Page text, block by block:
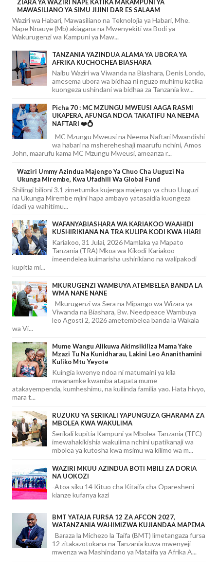
ZIARA YA WAZIRI NAPE KATIKA MAKAMPUNI YA
MAWASILIANO YA SIMU JIJINI DAR ES SALAAM
Waziri wa Habari, Mawasiliano na Teknolojia ya Habari, Mhe.
Nape Nnauye (Mb) akiagana na Mwenyekiti wa Bodi ya
Wakurugenzi wa Kampuni ya Maw...
TANZANIA YAZINDUA ALAMA YA UBORA YA
AFRIKA KUCHOCHEA BIASHARA
Naibu Waziri wa Viwanda na Biashara, Denis Londo,
amesema ubora wa bidhaa ni nguzo muhimu katika
kuongeza ushindani wa bidhaa za Tanzania kw...
Picha 70 : MC MZUNGU MWEUSI AAGA RASMI
UKAPERA, AFUNGA NDOA TAKATIFU NA NEEMA
NAFTARI ❤️💍
MC Mzungu Mweusi na Neema Naftari Mwandishi
wa habari na mshereheshaji maarufu nchini, Amos
John, maarufu kama MC Mzungu Mweusi, ameanza r...
Waziri Ummy Azindua Majengo Ya Chuo Cha Uuguzi Na
Ukunga Mirembe, Kwa Ufadhili Wa Global Fund
Shilingi bilioni 3.1 zimetumika kujenga majengo ya chuo Uuguzi
na Ukunga Mirembe mjini hapa ambayo yatasaidia kuongeza
idadi ya wahitimu...
WAFANYABIASHARA WA KARIAKOO WAAHIDI
KUSHIRIKIANA NA TRA KULIPA KODI KWA HIARI
Kariakoo, 31 Julai, 2026 Mamlaka ya Mapato
Tanzania (TRA) Mkoa wa Kikodi Kariakoo
imeendelea kuimarisha ushirikiano na walipakodi
kupitia mi...
MKURUGENZI WAMBUYA ATEMBELEA BANDA LA
WMA NANE NANE
Mkurugenzi wa Sera na Mipango wa Wizara ya
Viwanda na Biashara, Bw. Needpeace Wambuya
leo Agosti 2, 2026 ametembelea banda la Wakala
wa Vi...
Mume Wangu Alikuwa Akimsikiliza Mama Yake
Mzazi Tu Na Kunidharau, Lakini Leo Ananithamini
Kuliko Mtu Yeyote
Kuingia kwenye ndoa ni matumaini ya kila
mwanamke kwamba atapata mume
atakayempenda, kumheshimu, na kuilinda familia yao. Hata hivyo,
mara t...
RUZUKU YA SERIKALI YAPUNGUZA GHARAMA ZA
MBOLEA KWA WAKULIMA
Serikali kupitia Kampuni ya Mbolea Tanzania (TFC)
imewahakikishia wakulima nchini upatikanaji wa
mbolea ya kutosha kwa msimu wa kilimo wa m...
WAZIRI MKUU AZINDUA BOTI MBILI ZA DORIA
NA UOKOZI
-Atoa siku 14 Kituo cha Kitaifa cha Oparesheni
kianze kufanya kazi
BMT YATAJA FURSA 12 ZA AFCON 2027,
WATANZANIA WAHIMIZWA KUJIANDAA MAPEMA
Baraza la Michezo la Taifa (BMT) limetangaza fursa
12 zitakazotokana na Tanzania kuwa mwenyeji
mwenza wa Mashindano ya Mataifa ya Afrika A...